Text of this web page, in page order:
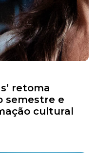
retoma
semestre e
cultural